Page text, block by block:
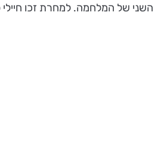
השני של המלחמה. למחרת זכו